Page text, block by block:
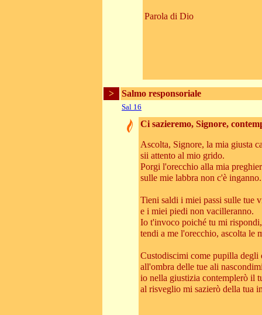
Parola di Dio
> Salmo responsoriale
Sal 16
Ci sazieremo, Signore,
Ascolta, Signore, la mia giusta
sii attento al mio grido.
Porgi l'orecchio alla mia
sulle mie labbra non c'è inganno.
Tieni saldi i miei passi sulle tue
e i miei piedi non vacilleranno.
Io t'invoco poiché tu mi
tendi a me l'orecchio, ascolta le
Custodiscimi come pupilla degli
all'ombra delle tue ali
io nella giustizia contemplerò il
al risveglio mi sazierò della tua